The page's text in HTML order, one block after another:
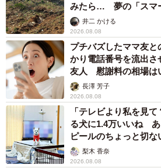
みたら… 夢の「スマ
るか井二 かける
2026.08.08
プチバズしたママ友
かり電話番号を流出さ
友人 慰謝料の相場は
解説】長澤 芳子
2026.08.08
「テレビより私を見
る犬に1.4万いいね
ピールのちょっと切な
梨木 香奈
2026.08.08